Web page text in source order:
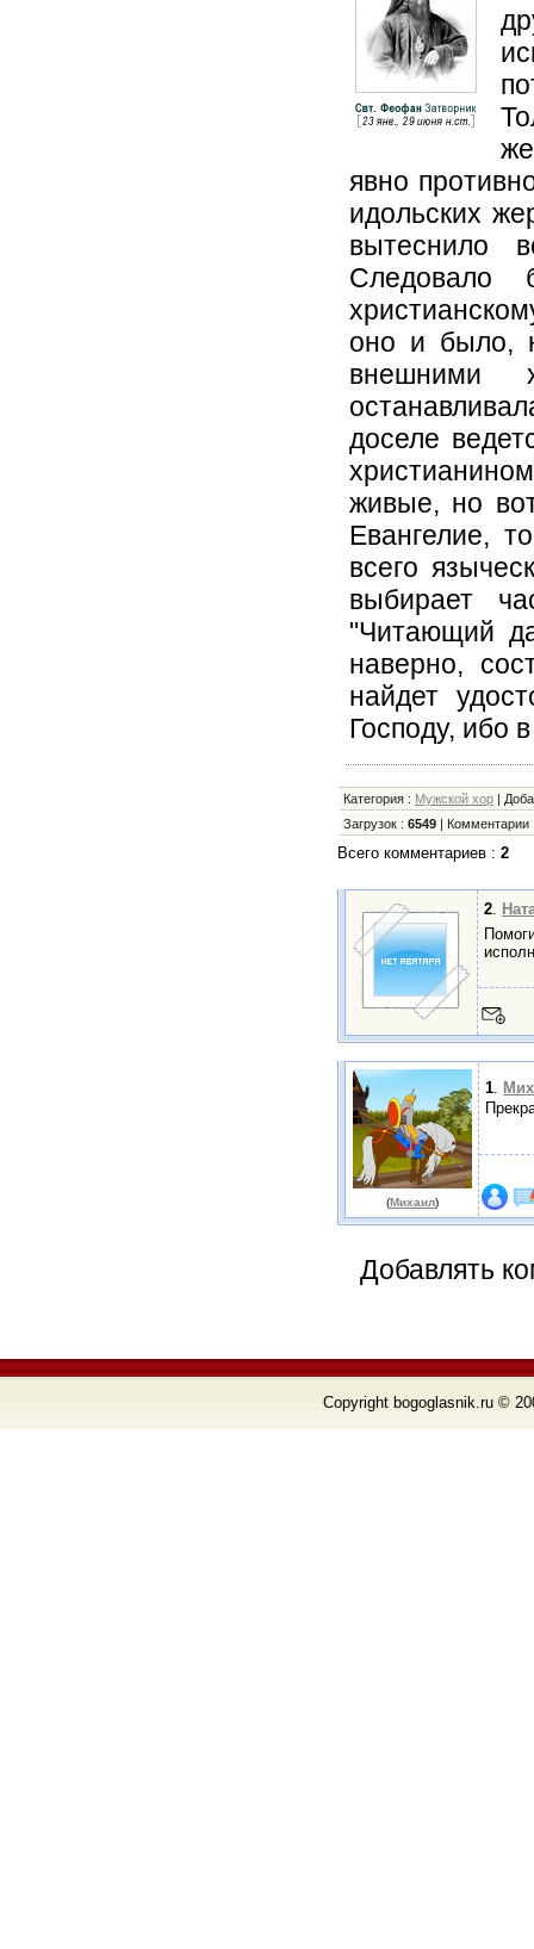
явно
идольских
вытеснило
Следовало
оно и было,
внешними
доселе
живые, но
Евангелие,
всего
выбирает
"Читающий
наверно,
найдет
Господу, ибо
Категория : Мужской хор
Загрузок :6549 Комментарии
Всего комментариев :2
2
(Михаил)
1.
Добавлять
Copyright bogoglasnik.ru ©